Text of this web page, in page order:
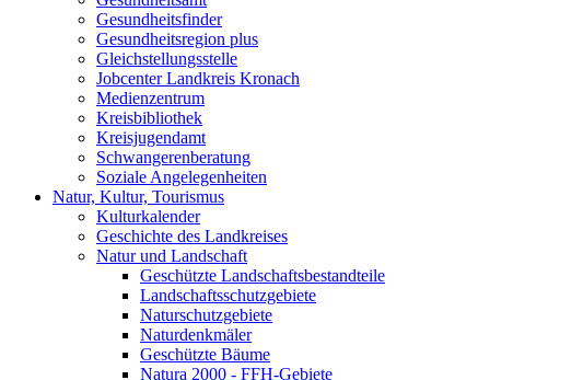
Gesundheitsfinder
Gesundheitsregion plus
Gleichstellungsstelle
Jobcenter Landkreis Kronach
Medienzentrum
Kreisbibliothek
Kreisjugendamt
Schwangerenberatung
Soziale Angelegenheiten
Natur, Kultur, Tourismus
Kulturkalender
Geschichte des Landkreises
Natur und Landschaft
Geschützte Landschaftsbestandteile
Landschaftsschutzgebiete
Naturschutzgebiete
Naturdenkmäler
Geschützte Bäume
Natura 2000 - FFH-Gebiete